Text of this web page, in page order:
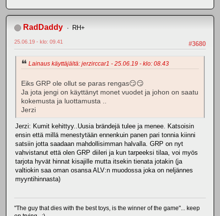
RadDaddy RH+
#3680
25.06.19 - klo: 09.41
Lainaus käyttäjältä: jerzirccar1 - 25.06.19 - klo: 08.43
Eiks GRP ole ollut se paras rengas😏😏
Ja jota jengi on käyttänyt monet vuodet ja johon on saatu
kokemusta ja luottamusta ..
Jerzi
Jerzi: Kumit kehittyy..Uusia brändejä tulee ja menee. Katsoisin
ensin että millä menestytään ennenkuin panen pari tonnia kiinni
satsiin jotta saadaan mahdollisimman halvalla. GRP on nyt
vahvistanut että olen GRP diileri ja kun tarpeeksi tilaa, voi myös
tarjota hyvät hinnat kisajille mutta itsekin tienata jotakin (ja
valtiokin saa oman osansa ALV:n muodossa joka on neljännes
myyntihinnasta)
"The guy that dies with the best toys, is the winner of the game"... keep